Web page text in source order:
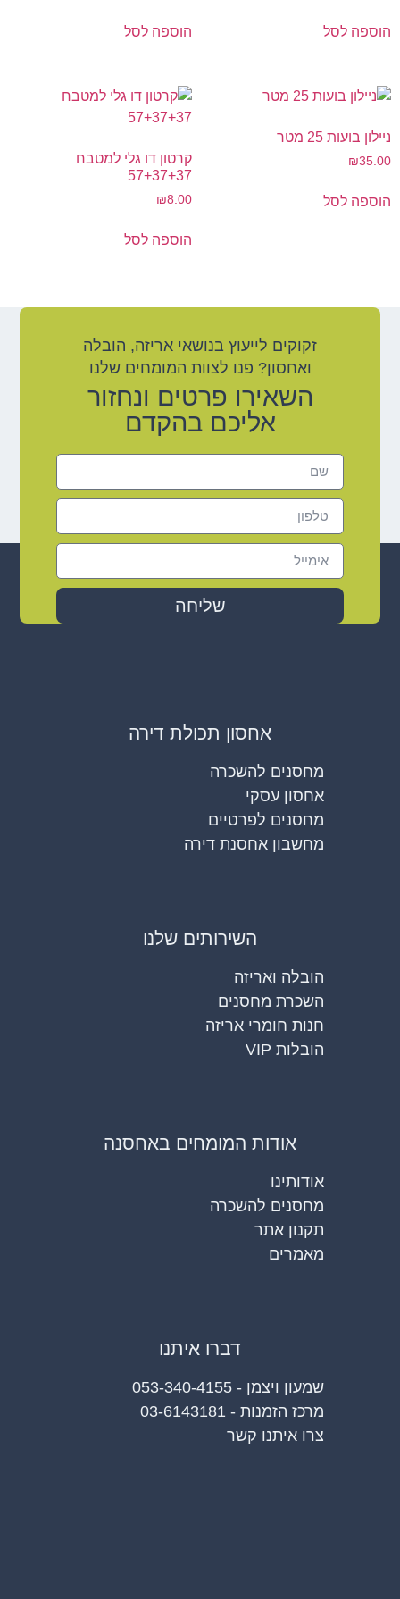
הוספה לסל הוספה לסל
ניילון בועות 25 מטר
₪35.00
הוספה לסל
קרטון דו גלי למטבח
57+37+37
₪8.00
הוספה לסל
זקוקים לייעוץ בנושאי אריזה, הובלה
ואחסון? פנו לצוות המומחים שלנו
השאירו פרטים ונחזור
אליכם בהקדם
שליחה
אחסון תכולת דירה
מחסנים להשכרה
אחסון עסקי
מחסנים לפרטיים
מחשבון אחסנת דירה
השירותים שלנו
הובלה ואריזה
השכרת מחסנים
חנות חומרי אריזה
הובלות VIP
אודות המומחים באחסנה
אודותינו
מחסנים להשכרה
תקנון אתר
מאמרים
דברו איתנו
שמעון ויצמן - 053-340-4155
מרכז הזמנות - 03-6143181
צרו איתנו קשר